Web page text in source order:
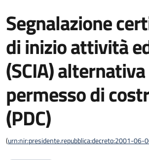
Segnalazione
di inizio attività
(SCIA)
permesso di
(PDC)
(urn:nir:presidente.repubblica:decreto:2001-06-